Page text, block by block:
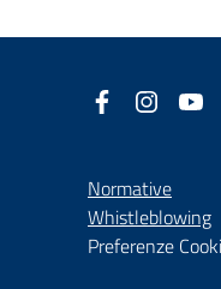
Facebook
(nuova
Normative
Whistleblowing
Preferenze